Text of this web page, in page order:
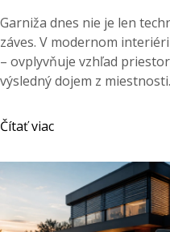
Garniža dnes nie je len
záves. V modernom
– ovplyvňuje vzhľad
výsledný dojem z
Čítať viac